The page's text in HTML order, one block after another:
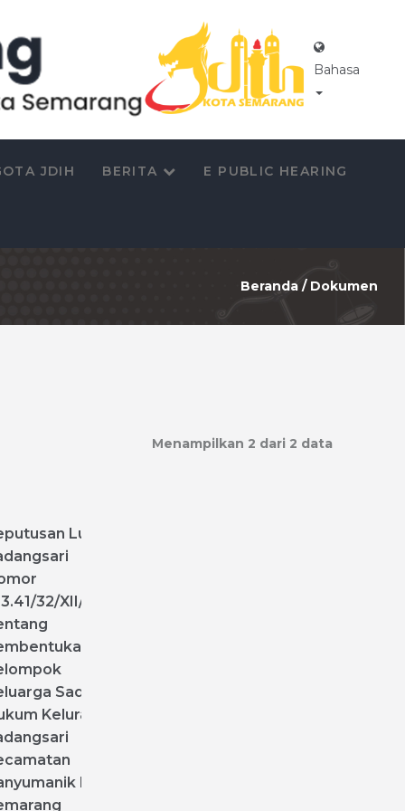
Bahasa
JDIH BERITA E PUBLIC HEARING
Beranda / Dokumen
Menampilkan 2 dari 2 data
Lurah
.41/32/XII/
Sadar
Kelurahan
Kota